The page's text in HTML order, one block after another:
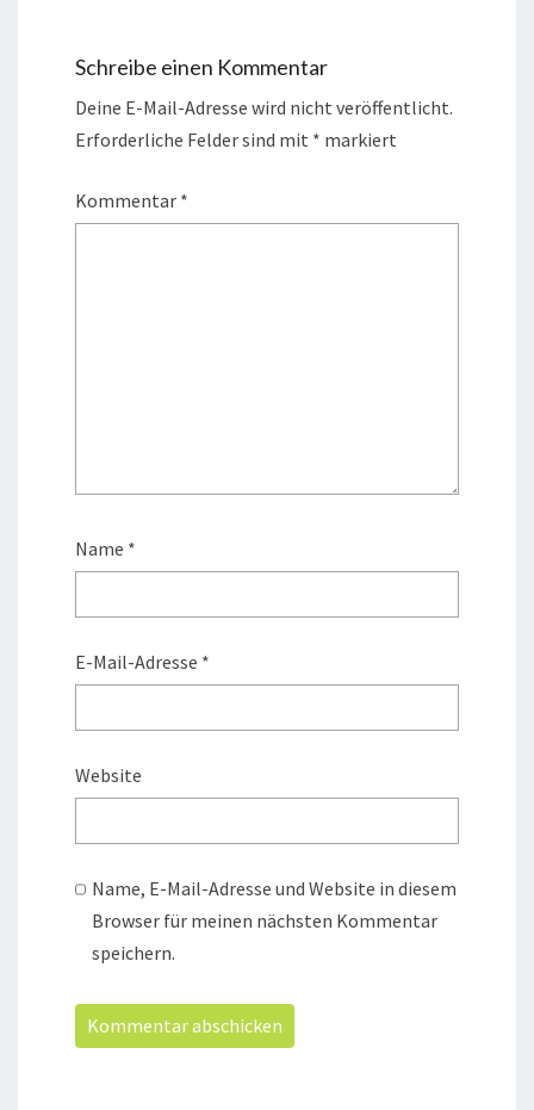
Schreibe einen Kommentar
Deine E-Mail-Adresse wird nicht veröffentlicht.
Erforderliche Felder sind mit * markiert
Kommentar *
Name *
E-Mail-Adresse *
Website
Name, E-Mail-Adresse und Website in diesem
Browser für meinen nächsten Kommentar
speichern.